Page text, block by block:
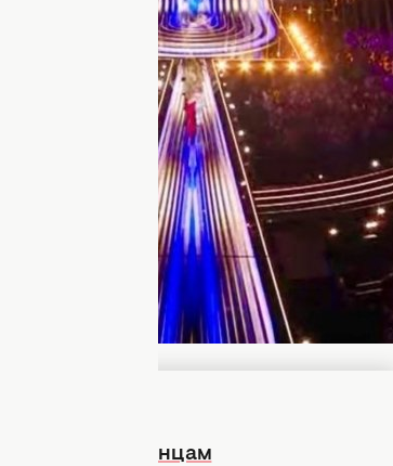
этот вечер за выход в гранд-финал
LELÈKA с песней Ridnym . И,
очень горячая.
под номером 12. Это почти
запомниться зрителям перед
бандурист и музыкант
стал Илья Дуцик. Кстати, образ для
которая вдохновлялась
как украинцам